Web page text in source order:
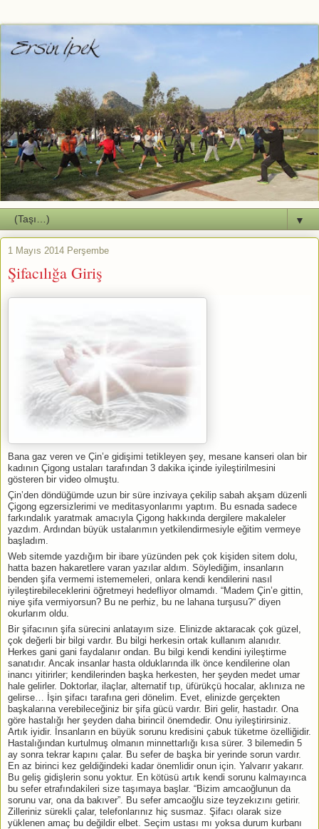
▼
1 Mayıs 2014 Perşembe
Şifacılığa Giriş
Bana gaz veren ve Çin’e gidişimi tetikleyen şey, mesane kanseri olan bir
kadının Çigong ustaları tarafından 3 dakika içinde iyileştirilmesini
gösteren bir video olmuştu.
Çin’den döndüğümde uzun bir süre inzivaya çekilip sabah akşam düzenli
Çigong egzersizlerimi ve meditasyonlarımı yaptım. Bu esnada sadece
farkındalık yaratmak amacıyla Çigong hakkında dergilere makaleler
yazdım. Ardından büyük ustalarımın yetkilendirmesiyle eğitim vermeye
başladım.
Web sitemde yazdığım bir ibare yüzünden pek çok kişiden sitem dolu,
hatta bazen hakaretlere varan yazılar aldım. Söylediğim, insanların
benden şifa vermemi istememeleri, onlara kendi kendilerini nasıl
iyileştirebileceklerini öğretmeyi hedefliyor olmamdı. “Madem Çin’e gittin,
niye şifa vermiyorsun? Bu ne perhiz, bu ne lahana turşusu?“ diyen
okurlarım oldu.
Bir şifacının şifa sürecini anlatayım size. Elinizde aktaracak çok güzel,
çok değerli bir bilgi vardır. Bu bilgi herkesin ortak kullanım alanıdır.
Herkes gani gani faydalanır ondan. Bu bilgi kendi kendini iyileştirme
sanatıdır. Ancak insanlar hasta olduklarında ilk önce kendilerine olan
inancı yitirirler; kendilerinden başka herkesten, her şeyden medet umar
hale gelirler. Doktorlar, ilaçlar, alternatif tıp, üfürükçü hocalar, aklınıza ne
gelirse… İşin şifacı tarafına geri dönelim. Evet, elinizde gerçekten
başkalarına verebileceğiniz bir şifa gücü vardır. Biri gelir, hastadır. Ona
göre hastalığı her şeyden daha birincil önemdedir. Onu iyileştirirsiniz.
Artık iyidir. İnsanların en büyük sorunu kredisini çabuk tüketme özelliğidir.
Hastalığından kurtulmuş olmanın minnettarlığı kısa sürer. 3 bilemedin 5
ay sonra tekrar kapını çalar. Bu sefer de başka bir yerinde sorun vardır.
En az birinci kez geldiğindeki kadar önemlidir onun için. Yalvarır yakarır.
Bu geliş gidişlerin sonu yoktur. En kötüsü artık kendi sorunu kalmayınca
bu sefer etrafındakileri size taşımaya başlar. “Bizim amcaoğlunun da
sorunu var, ona da bakıver”. Bu sefer amcaoğlu size teyzekızını getirir.
Zilleriniz sürekli çalar, telefonlarınız hiç susmaz. Şifacı olarak size
yüklenen amaç bu değildir elbet. Seçim ustası mı yoksa durum kurbanı